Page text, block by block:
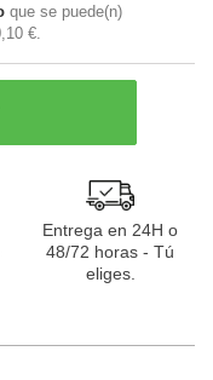
que se puede(n)
€
Entrega en 24H o
48/72 horas - Tú
eliges.